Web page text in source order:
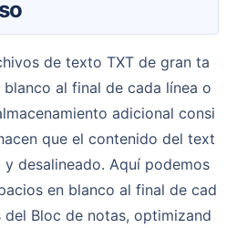
al final de cada línea o
adicional consi
que el contenido del text
desalineado. Aquí podemos
en blanco al final de cad
Bloc de notas, optimizand